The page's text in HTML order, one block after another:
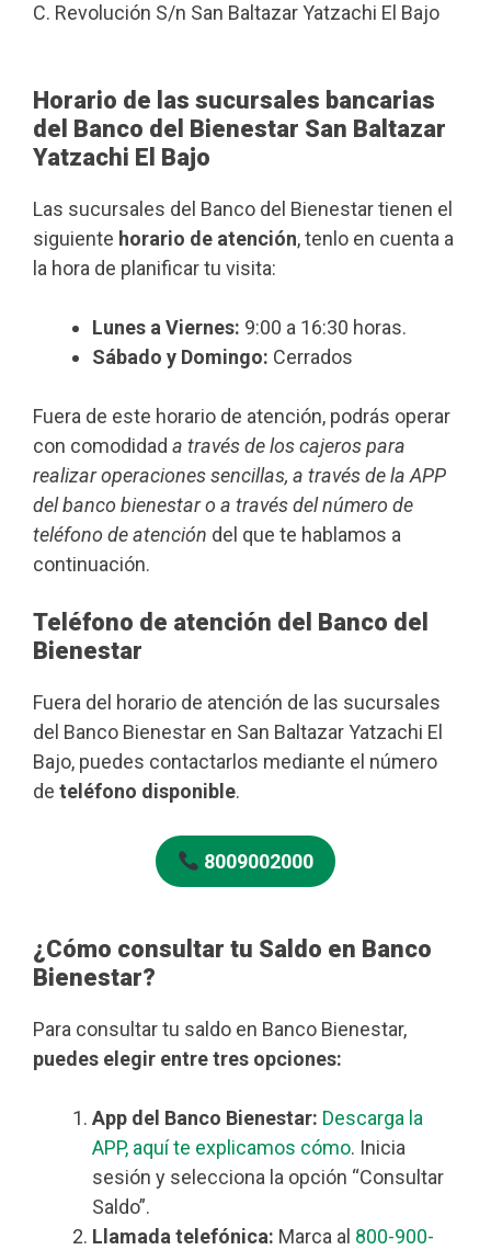
C. Revolución S/n San Baltazar Yatzachi El Bajo
Horario de las sucursales bancarias
del Banco del Bienestar San Baltazar
Yatzachi El Bajo
Las sucursales del Banco del Bienestar tienen el
siguiente horario de atención, tenlo en cuenta a
la hora de planificar tu visita:
Lunes a Viernes: 9:00 a 16:30 horas.
Sábado y Domingo: Cerrados
Fuera de este horario de atención, podrás operar
con comodidad a través de los cajeros para
realizar operaciones sencillas, a través de la APP
del banco bienestar o a través del número de
teléfono de atención del que te hablamos a
continuación.
Teléfono de atención del Banco del
Bienestar
Fuera del horario de atención de las sucursales
del Banco Bienestar en San Baltazar Yatzachi El
Bajo, puedes contactarlos mediante el número
de teléfono disponible.
8009002000
¿Cómo consultar tu Saldo en Banco
Bienestar?
Para consultar tu saldo en Banco Bienestar,
puedes elegir entre tres opciones:
App del Banco Bienestar: Descarga la
APP, aquí te explicamos cómo. Inicia
sesión y selecciona la opción “Consultar
Saldo”.
Llamada telefónica: Marca al 800-900-